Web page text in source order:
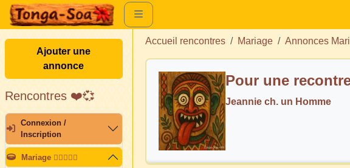
Ajouter une
annonce
Rencontres ❤️💞
Connexion /
Inscription
Mariage 👩🏽‍❤️‍👨🏽
Accueil rencontres Mariage Annonces
Pour une
Jeannie ch. un Homme